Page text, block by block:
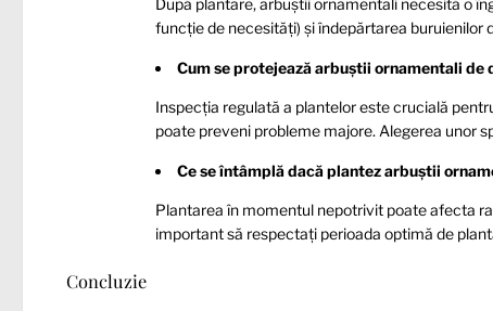
După plantare, arbuștii ornamentali necesită o
funcție de necesități) și îndepărtarea buruienilor
Cum se protejează arbuștii ornamentali de
Inspecția regulată a plantelor este crucială
poate preveni probleme majore. Alegerea unor
Ce se întâmplă dacă plantez arbuștii
Plantarea în momentul nepotrivit poate afecta
important să respectați perioada optimă de
Concluzie